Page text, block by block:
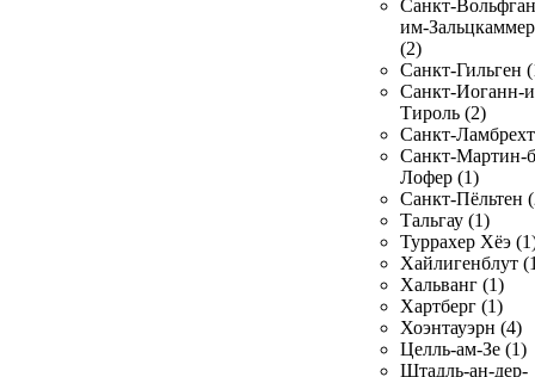
Санкт-
им-
(2)
Санкт-Гильген
Санкт-Иоганн-
Тироль (2)
Санкт-
Санкт-Мартин-
Лофер (1)
Санкт-Пёльтен
Тальгау (1)
Туррахер Хёэ
Хайлигенблут
Хальванг (1)
Хартберг (1)
Хоэнтауэрн (4)
Целль-ам-Зе (1)
Штадль-ан-дер-